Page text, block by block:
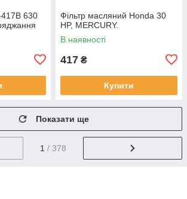
630
Фільтр масляний Honda 30
HP, MERCURY.
В наявності
417 ₴
Купити
Показати ще
1 / 378